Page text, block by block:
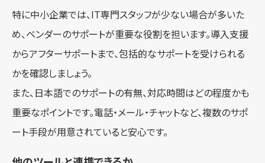
特に中小企業では、IT専門スタッフが少ない場合が多いた
め、ベンダーのサポートが重要な役割を担います。導入支援
からアフターサポートまで、包括的なサポートを受けられる
かを確認しましょう。
また、日本語でのサポートの有無、対応時間はどの程度かも
重要なポイントです。電話・メール・チャットなど、複数のサポ
ート手段が用意されていると安心です。